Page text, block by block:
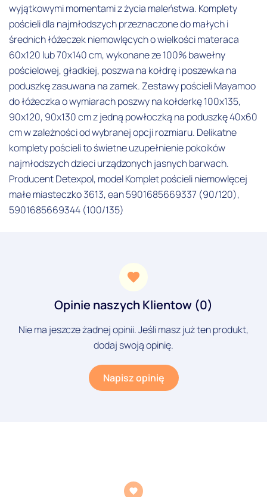
wyjątkowymi momentami z życia maleństwa. Komplety
pościeli dla najmłodszych przeznaczone do małych i
średnich łóżeczek niemowlęcych o wielkości materaca
60x120 lub 70x140 cm, wykonane ze 100% bawełny
pościelowej, gładkiej, poszwa na kołdrę i poszewka na
poduszkę zasuwana na zamek. Zestawy pościeli Mayamoo
do łóżeczka o wymiarach poszwy na kołderkę 100x135,
90x120, 90x130 cm z jedną powłoczką na poduszkę 40x60
cm w zależności od wybranej opcji rozmiaru. Delikatne
komplety pościeli to świetne uzupełnienie pokoików
najmłodszych dzieci urządzonych jasnych barwach.
Producent Detexpol, model Komplet pościeli niemowlęcej
małe miasteczko 3613, ean 5901685669337 (90/120),
5901685669344 (100/135)
Opinie naszych Klientow (0)
Nie ma jeszcze żadnej opinii. Jeśli masz już ten produkt,
dodaj swoją opinię.
Napisz opinię